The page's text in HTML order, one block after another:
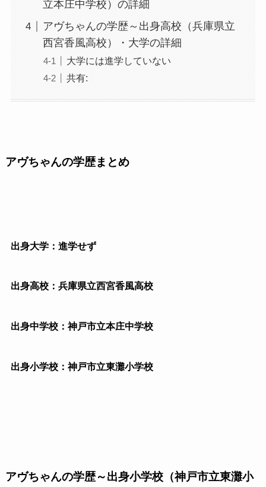
立本庄中学校）の詳細
アヴちゃんの学歴～出身高校（兵庫県立
西宮香風高校）・大学の詳細
大学には進学していない
共有:
アヴちゃんの学歴まとめ
出身大学：進学せず
出身高校：兵庫県立西宮香風高校
出身中学校：神戸市立本庄中学校
出身小学校：神戸市立東灘小学校
アヴちゃんの学歴～出身小学校（神戸市立東灘小